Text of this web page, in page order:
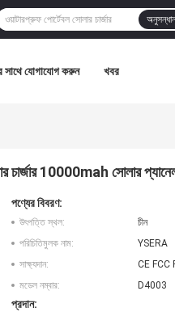
সাথে যোগাযোগ করুন খবর
চার্জার 10000mah সোলার
পণ্যের বিবরণ:
উৎপত্তি স্থল:
চীন
পরিচিতিমুলক নাম:
YSERA
সাক্ষ্যদান:
CE FCC
মডেল নম্বার:
D4003
প্রদান: